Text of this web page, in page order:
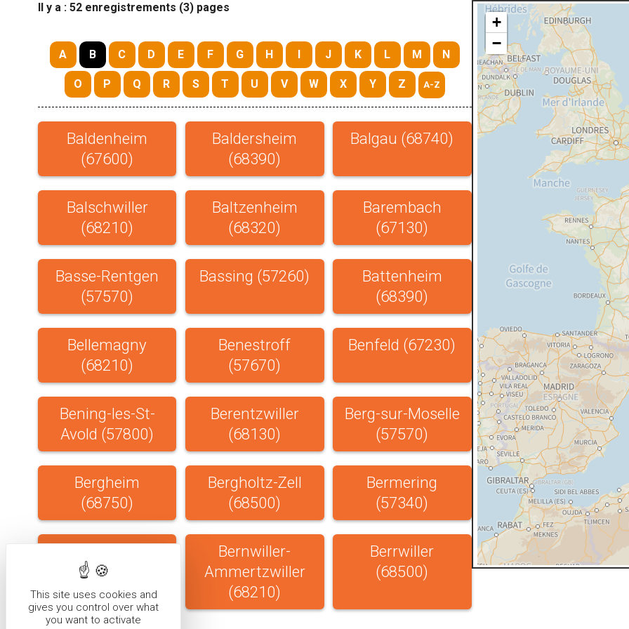
Il y a : 52 enregistrements (3) pages
A B C D E F G H I J K L M N
O P Q R S T U V W X Y Z A-Z
Baldenheim
(67600)
Baldersheim
(68390)
Balgau (68740)
Balschwiller
(68210)
Baltzenheim
(68320)
Barembach
(67130)
Basse-Rentgen
(57570)
Bassing (57260)
Battenheim
(68390)
Bellemagny
(68210)
Benestroff
(57670)
Benfeld (67230)
Bening-les-St-
Avold (57800)
Berentzwiller
(68130)
Berg-sur-Moselle
(57570)
Bergheim
(68750)
Bergholtz-Zell
(68500)
Bermering
(57340)
(67140)
Bernwiller-
Ammertzwiller
(68210)
Berrwiller
(68500)
+
−
This site uses cookies and
gives you control over what
you want to activate